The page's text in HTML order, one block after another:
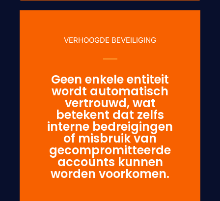
VERHOOGDE BEVEILIGING
Geen enkele entiteit
wordt automatisch
vertrouwd, wat
betekent dat zelfs
interne bedreigingen
of misbruik van
gecompromitteerde
accounts kunnen
worden voorkomen.